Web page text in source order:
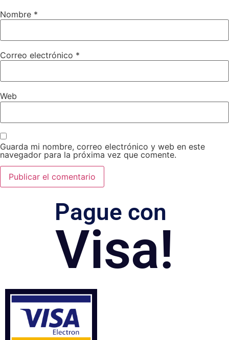
Nombre *
Correo electrónico *
Web
Guarda mi nombre, correo electrónico y web en este
navegador para la próxima vez que comente.
Pague con
Visa!